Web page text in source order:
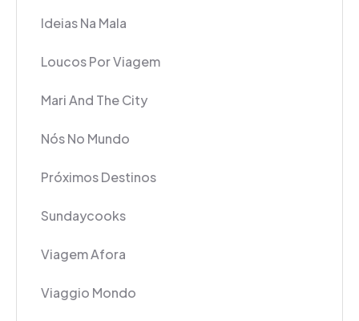
Ideias Na Mala
Loucos Por Viagem
Mari And The City
Nós No Mundo
Próximos Destinos
Sundaycooks
Viagem Afora
Viaggio Mondo